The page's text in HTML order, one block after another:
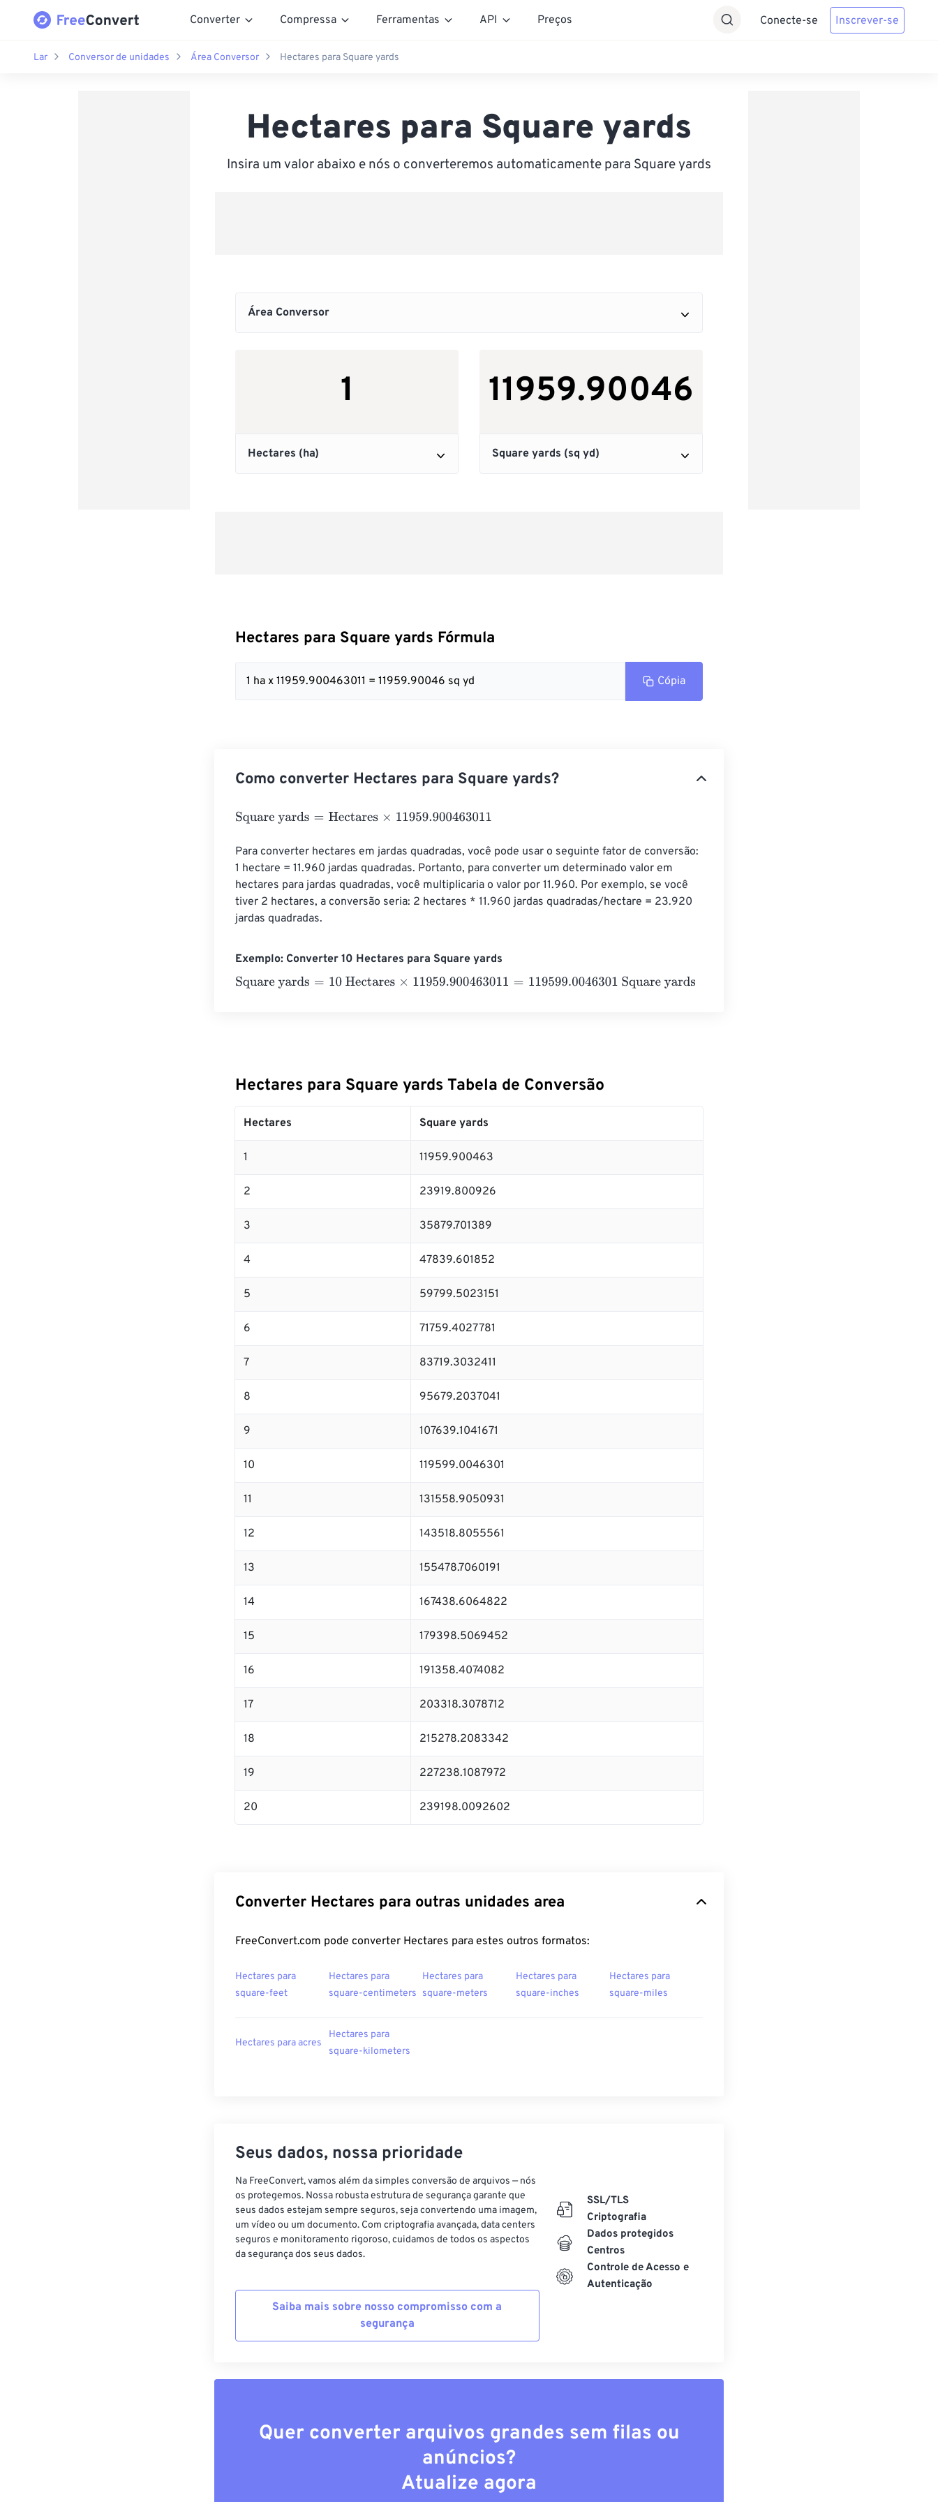
Converter Compressa Ferramentas API Preços Conecte-se Inscrever-se
Lar Conversor de unidades Área Conversor Hectares para Square yards
Hectares para Square yards
Insira um valor abaixo e nós o converteremos automaticamente para Square yards
Hectares para Square yards Fórmula
1 ha x 11959.900463011 = 11959.90046 sq yd Cópia
Como converter Hectares para Square yards?
Square yards=Hectares×11959.900463011
Para converter hectares em jardas quadradas, você pode usar o seguinte fator de conversão:
1 hectare = 11.960 jardas quadradas. Portanto, para converter um determinado valor em
hectares para jardas quadradas, você multiplicaria o valor por 11.960. Por exemplo, se você
tiver 2 hectares, a conversão seria: 2 hectares * 11.960 jardas quadradas/hectare = 23.920
jardas quadradas.
Exemplo: Converter 10 Hectares para Square yards
Square yards=10 Hectares×11959.900463011=119599.0046301 Square yards
Hectares para Square yards Tabela de Conversão
Hectares Square yards
1 11959.900463
2 23919.800926
3 35879.701389
4 47839.601852
5 59799.5023151
6 71759.4027781
7 83719.3032411
8 95679.2037041
9 107639.1041671
10 119599.0046301
11 131558.9050931
12 143518.8055561
13 155478.7060191
14 167438.6064822
15 179398.5069452
16 191358.4074082
17 203318.3078712
18 215278.2083342
19 227238.1087972
20 239198.0092602
Converter Hectares para outras unidades area
FreeConvert.com pode converter Hectares para estes outros formatos:
Hectares para
square-feet
Hectares para
square-centimeters
Hectares para
square-meters
Hectares para
square-inches
Hectares para
square-miles
Hectares para acres
Hectares para
square-kilometers
Seus dados, nossa prioridade
Na FreeConvert, vamos além da simples conversão de arquivos — nós
os protegemos. Nossa robusta estrutura de segurança garante que
seus dados estejam sempre seguros, seja convertendo uma imagem,
um vídeo ou um documento. Com criptografia avançada, data centers
seguros e monitoramento rigoroso, cuidamos de todos os aspectos
da segurança dos seus dados.
Saiba mais sobre nosso compromisso com a
segurança
SSL/TLS
Criptografia
Dados protegidos
Centros
Controle de Acesso e
Autenticação
Quer converter arquivos grandes sem filas ou
anúncios?
Atualize agora